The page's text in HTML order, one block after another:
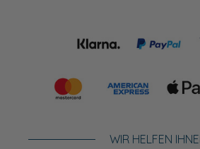
WIR HELFEN